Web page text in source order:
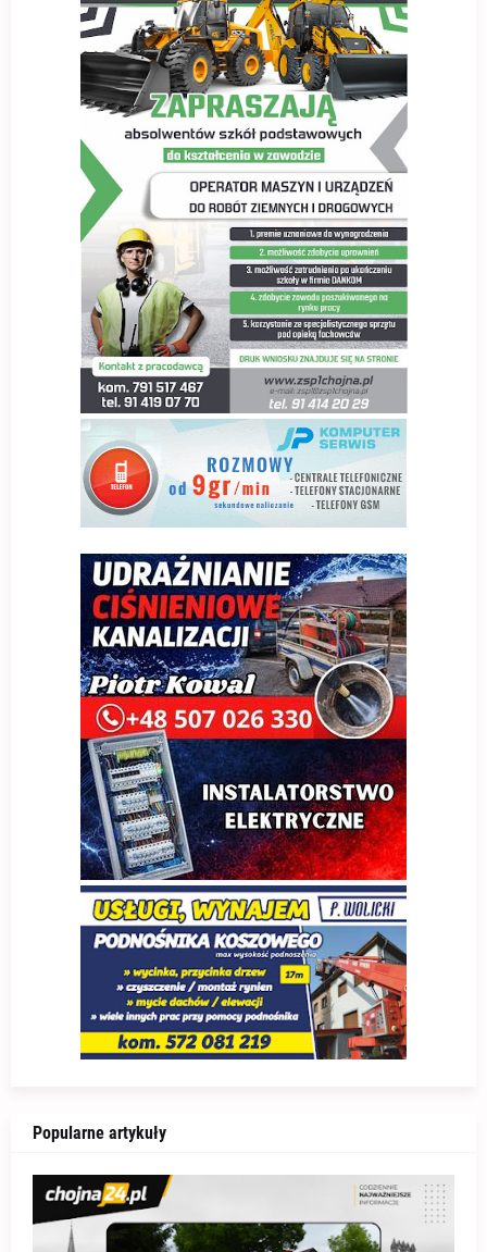
Popularne artykuły